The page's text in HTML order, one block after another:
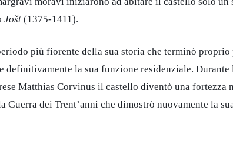
Jošt (1375-1411).
più fiorente della sua storia che terminò proprio
definitivamente la sua funzione residenziale.
Matthias Corvinus il castello diventò una fortezza
Guerra dei Trent’anni che dimostrò nuovamente la